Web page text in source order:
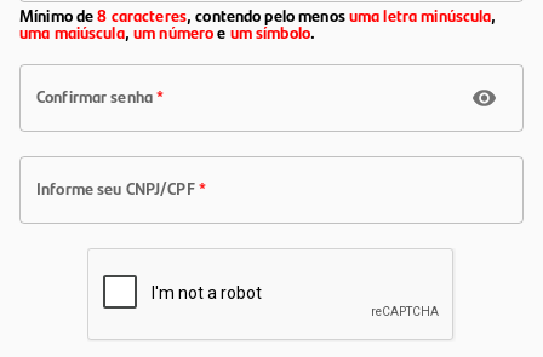
Mínimo de8 caracteres,contendo pelo menosuma letra minúscula,
uma maiúscula, um númeroe um símbolo.
Confirmar senha*
Informe seu CNPJ/CPF*